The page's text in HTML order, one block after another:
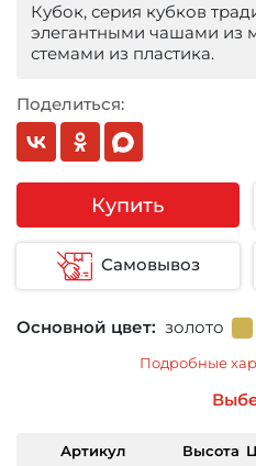
Кубок, серия кубков
элегантными чашами из
стемами из пластика.
Поделиться:
Купить
Самовывоз
Основной цвет: золото
Подробные
Артикул
Высота